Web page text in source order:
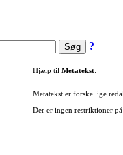
?
Hjælp til Metatekst:
Metatekst er forskellige
Der er ingen restriktioner